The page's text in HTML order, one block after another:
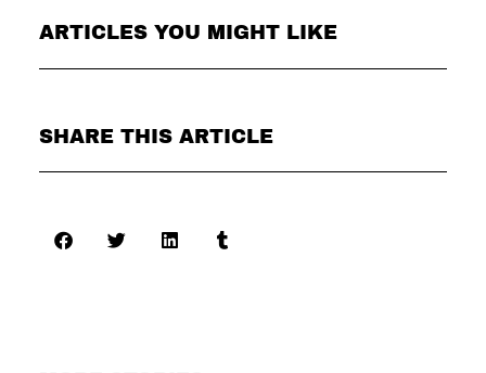
ARTICLES YOU MIGHT LIKE
SHARE THIS ARTICLE